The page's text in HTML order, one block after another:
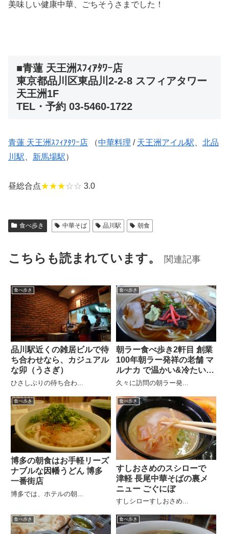
美味しい健康中華、ごちそうさまでした！
■青蓮 天王洲ｽﾌｨｱﾀﾜｰ店
東京都品川区東品川2-2-8 スフィアタワー
天王洲1F
TEL・予約 03-5460-1722
青蓮 天王洲ｽﾌｨｱﾀﾜｰ店 （中華料理 / 天王洲アイル駅
北品
川駅
新馬場駅）
昼総合点★★★☆☆ 3.0
食べ歩き 中華そば 品川駅 朝食
こちらも読まれています。 関連記事
食べ歩き
品川駅近くの雑居ビルで待
ち合わせなら、カジュアル
な卯（うさぎ）
ひさしぶりの待ち合わ...
食べ歩き
朝ラー食べ歩き2軒目 創業
100年朝ラー発祥の老舗 マ
ルナカ で温かい&冷たいラ
ーメン
久々に訪問の朝ラー発...
食べ歩き
博多の朝食はお手軽リーズ
ナブルな因幡うどん 博多
一番街店
博多では、ホテルの朝...
食べ歩き
すしおさめのスシローで
津軽 長尾中華そばの裏メ
ニュー ごぐにぼ
すしシローすしおさめ...
食べ歩き 食べ歩き